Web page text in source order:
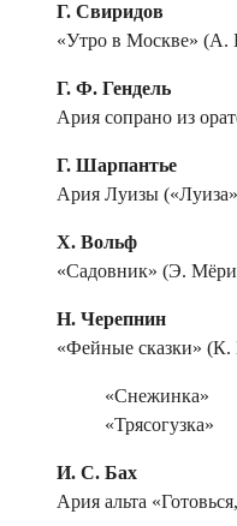
Г. Свиридов
«Утро в Москве» (А.
Г. Ф. Гендель
Ария сопрано из
Г. Шарпантье
Ария Луизы
Х. Вольф
«Садовник» (Э.
Н. Черепнин
«Фейные сказки» (К.
«Снежинка»
«Трясогузка»
И. С. Бах
Ария альта